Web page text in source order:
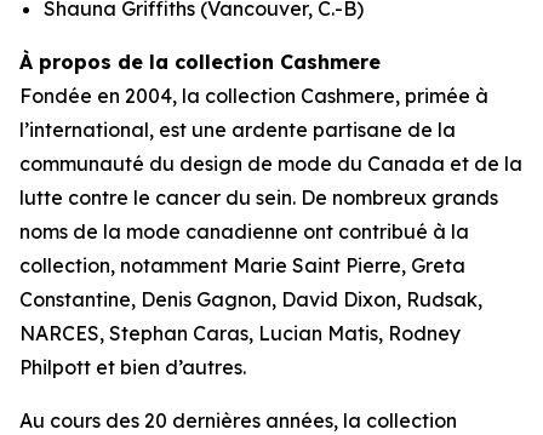
Shauna Griffiths (Vancouver, C.-B)
À propos de la collection Cashmere
Fondée en 2004, la collection Cashmere, primée à
l’international, est une ardente partisane de la
communauté du design de mode du Canada et de la
lutte contre le cancer du sein. De nombreux grands
noms de la mode canadienne ont contribué à la
collection, notamment Marie Saint Pierre, Greta
Constantine, Denis Gagnon, David Dixon, Rudsak,
NARCES, Stephan Caras, Lucian Matis, Rodney
Philpott et bien d’autres.
Au cours des 20 dernières années, la collection